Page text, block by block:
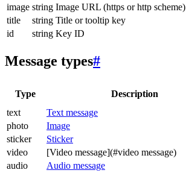
image string Image URL (https or http scheme)
title
string Title or tooltip key
id
string Key ID
Message types#
Type Description
text
Text message
photo
Image
sticker
Sticker
video
[Video message](#video message)
audio
Audio message